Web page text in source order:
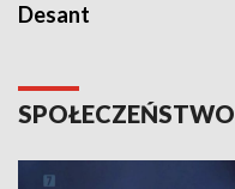
Desant
SPOŁECZEŃSTWO